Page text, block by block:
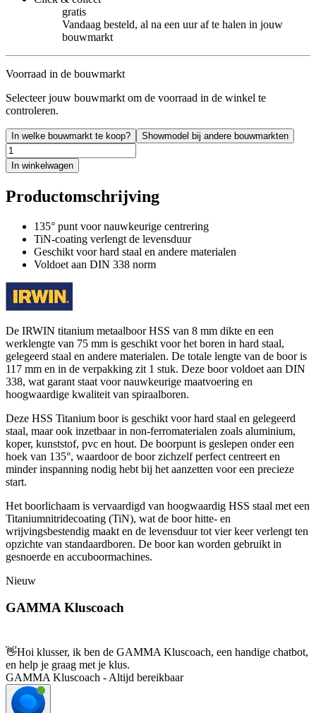
gratis
Vandaag besteld, al na een uur af te halen in jouw
bouwmarkt
Voorraad in de bouwmarkt
Selecteer jouw bouwmarkt om de voorraad in de winkel te
controleren.
In welke bouwmarkt te koop? Showmodel bij andere bouwmarkten
In winkelwagen
Productomschrijving
135° punt voor nauwkeurige centrering
TiN-coating verlengt de levensduur
Geschikt voor hard staal en andere materialen
Voldoet aan DIN 338 norm
De IRWIN titanium metaalboor HSS van 8 mm dikte en een
werklengte van 75 mm is geschikt voor het boren in hard staal,
gelegeerd staal en andere materialen. De totale lengte van de boor is
117 mm en in de verpakking zit 1 stuk. Deze boor voldoet aan DIN
338, wat garant staat voor nauwkeurige maatvoering en
hoogwaardige kwaliteit van spiraalboren.
Deze HSS Titanium boor is geschikt voor hard staal en gelegeerd
staal, maar ook inzetbaar in non-ferromaterialen zoals aluminium,
koper, kunststof, pvc en hout. De boorpunt is geslepen onder een
hoek van 135°, waardoor de boor zichzelf perfect centreert en
minder inspanning nodig hebt bij het aanzetten voor een precieze
start.
Het boorlichaam is vervaardigd van hoogwaardig HSS staal met een
Titaniumnitridecoating (TiN), wat de boor hitte- en
wrijvingsbestendig maakt en de levensduur tot vier keer verlengt ten
opzichte van standaardboren. De boor kan worden gebruikt in
gesnoerde en accuboormachines.
Nieuw
GAMMA Kluscoach
👋Hoi klusser, ik ben de GAMMA Kluscoach, een handige chatbot,
en help je graag met je klus.
GAMMA Kluscoach - Altijd bereikbaar